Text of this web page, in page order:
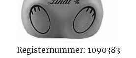
Registernummer: 1090383